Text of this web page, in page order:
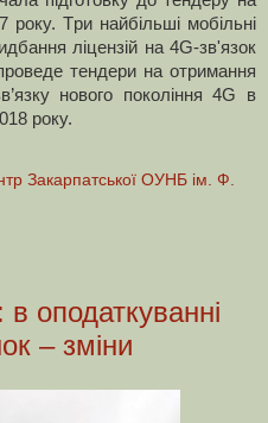
року. Три найбільші мобільні
ліцензій на 4G-зв'язок
тендери на отримання
нового покоління 4G в
року.
Закарпатської ОУНБ ім. Ф.
оподаткуванні
– зміни